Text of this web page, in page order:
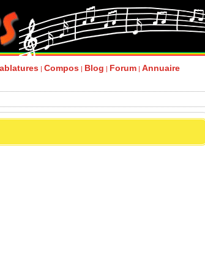
| Compos | Blog | Forum | Annuaire